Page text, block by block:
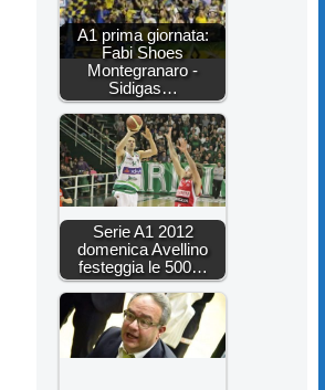
A1 prima giornata:
Fabi Shoes
Montegranaro -
Sidigas…
Serie A1 2012
domenica Avellino
festeggia le 500…